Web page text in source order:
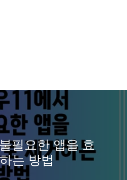
필요한 앱을 효
는 방법